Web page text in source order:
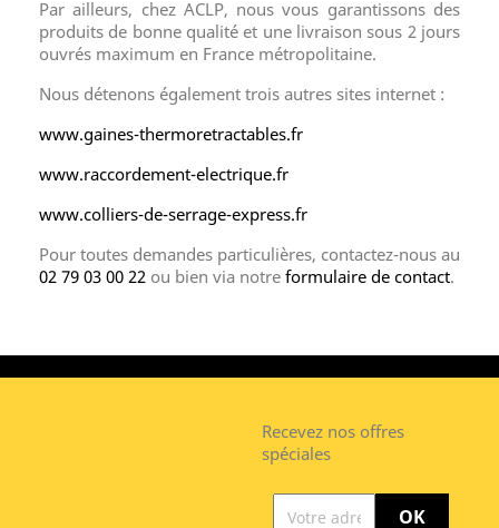
Par ailleurs, chez ACLP, nous vous garantissons des
produits de bonne qualité et une livraison sous 2 jours
ouvrés maximum en France métropolitaine.
Nous détenons également trois autres sites internet :
www.gaines-thermoretractables.fr
www.raccordement-electrique.fr
www.colliers-de-serrage-express.fr
Pour toutes demandes particulières, contactez-nous au
02 79 03 00 22 ou bien via notre formulaire de contact.
Recevez nos offres
spéciales